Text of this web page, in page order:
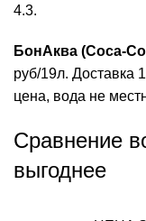
4.3.
БонАква (Coca-
руб/19л. Доставка
цена, вода не
Сравнение
выгоднее